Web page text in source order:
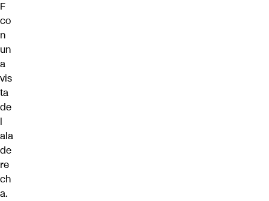
F
co
n
un
a
vis
ta
de
l
ala
de
re
ch
a.